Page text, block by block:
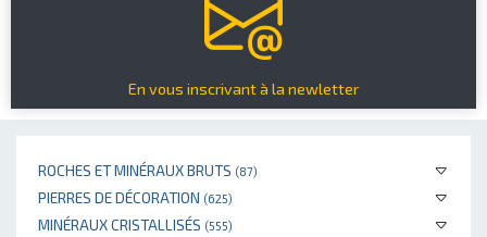
ROCHES ET MINÉRAUX BRUTS (87)
PIERRES DE DÉCORATION (625)
MINÉRAUX CRISTALLISÉS (555)
En vous inscrivant à la newletter